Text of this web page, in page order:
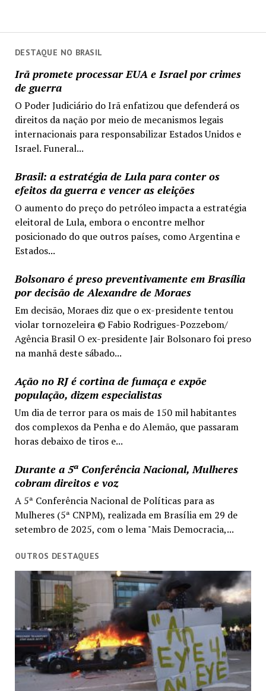
DESTAQUE NO BRASIL
Irã promete processar EUA e Israel por crimes
de guerra
O Poder Judiciário do Irã enfatizou que defenderá os
direitos da nação por meio de mecanismos legais
internacionais para responsabilizar Estados Unidos e
Israel. Funeral...
Brasil: a estratégia de Lula para conter os
efeitos da guerra e vencer as eleições
O aumento do preço do petróleo impacta a estratégia
eleitoral de Lula, embora o encontre melhor
posicionado do que outros países, como Argentina e
Estados...
Bolsonaro é preso preventivamente em Brasília
por decisão de Alexandre de Moraes
Em decisão, Moraes diz que o ex-presidente tentou
violar tornozeleira © Fabio Rodrigues-Pozzebom/
Agência Brasil O ex-presidente Jair Bolsonaro foi preso
na manhã deste sábado...
Ação no RJ é cortina de fumaça e expõe
população, dizem especialistas
Um dia de terror para os mais de 150 mil habitantes
dos complexos da Penha e do Alemão, que passaram
horas debaixo de tiros e...
Durante a 5ª Conferência Nacional, Mulheres
cobram direitos e voz
A 5ª Conferência Nacional de Políticas para as
Mulheres (5ª CNPM), realizada em Brasília em 29 de
setembro de 2025, com o lema "Mais Democracia,...
OUTROS DESTAQUES